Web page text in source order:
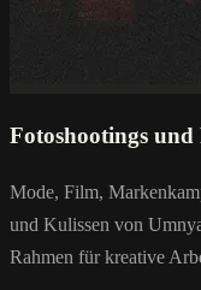
Fotoshootings
Mode, Film,
und Kulissen von
Rahmen für kreative